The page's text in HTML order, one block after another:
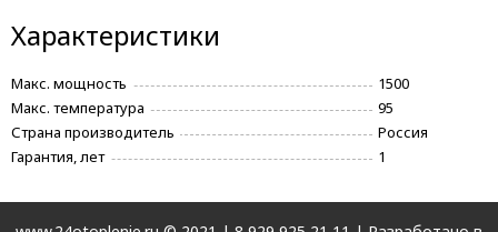
Характеристики
Макс. мощность
1500
Макс. температура
95
Страна производитель
Россия
Гарантия, лет
1